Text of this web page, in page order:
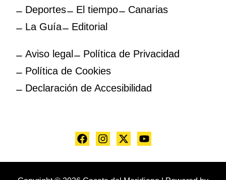
Deportes
El tiempo
Canarias
La Guía
Editorial
Aviso legal
Política de Privacidad
Política de Cookies
Declaración de Accesibilidad